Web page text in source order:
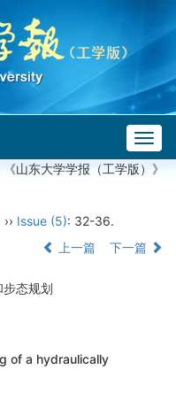
《山东大学学报（工学版）》
›› Issue (5): 32-36.
上一篇 下一篇
态规划
of a hydraulically